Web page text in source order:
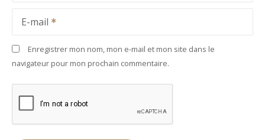
E-mail
Enregistrer mon nom, mon e-mail et mon site dans le
navigateur pour mon prochain commentaire.